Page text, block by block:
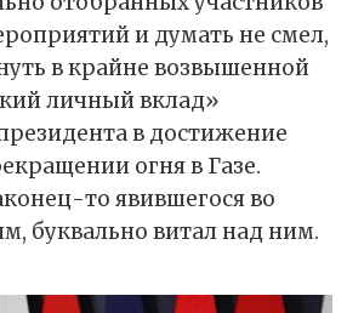
и думать не смел,
в крайне возвышенной
личный вклад»
в достижение
огня в Газе.
то явившегося во
буквально витал над ним.